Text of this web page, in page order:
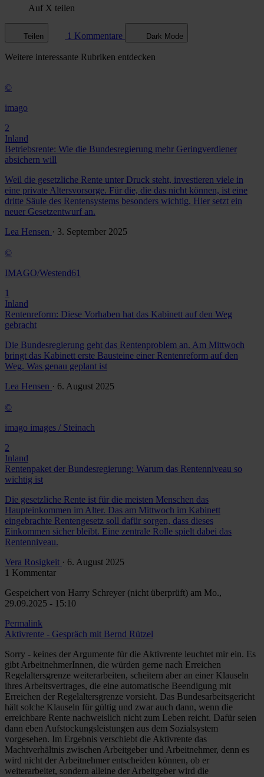
Auf X teilen
Teilen 1 Kommentare Dark Mode
Weitere interessante Rubriken entdecken
©
imago
2
Inland
Betriebsrente: Wie die Bundesregierung mehr Geringverdiener
absichern will
Weil die gesetzliche Rente unter Druck steht, investieren viele in
eine private Altersvorsorge. Für die, die das nicht können, ist eine
dritte Säule des Rentensystems besonders wichtig. Hier setzt ein
neuer Gesetzentwurf an.
Lea Hensen · 3. September 2025
©
IMAGO/Westend61
1
Inland
Rentenreform: Diese Vorhaben hat das Kabinett auf den Weg
gebracht
Die Bundesregierung geht das Rentenproblem an. Am Mittwoch
bringt das Kabinett erste Bausteine einer Rentenreform auf den
Weg. Was genau geplant ist
Lea Hensen · 6. August 2025
©
imago images / Steinach
2
Inland
Rentenpaket der Bundesregierung: Warum das Rentenniveau so
wichtig ist
Die gesetzliche Rente ist für die meisten Menschen das
Haupteinkommen im Alter. Das am Mittwoch im Kabinett
eingebrachte Rentengesetz soll dafür sorgen, dass dieses
Einkommen sicher bleibt. Eine zentrale Rolle spielt dabei das
Rentenniveau.
Vera Rosigkeit · 6. August 2025
1 Kommentar
Gespeichert von Harry Schreyer (nicht überprüft) am Mo.,
29.09.2025 - 15:10
Permalink
Aktivrente - Gespräch mit Bernd Rützel
Sorry - keines der Argumente für die Aktivrente leuchtet mir ein. Es
gibt ArbeitnehmerInnen, die würden gerne nach Erreichen
Regelaltersgrenze weiterarbeiten, scheitern aber an einer Klauseln
ihres Arbeitsvertrages, die eine automatische Beendigung mit
Erreichen der Regelaltersgrenze vorsieht. Das Bundesarbeitsgericht
hält solche Klauseln für gültig und zwar auch dann, wenn die
erreichbare Rente nachweislich nicht zum Leben reicht. Dafür seien
dann eben Aufstockungsleistungen aus dem Sozialsystem
vorgesehen. Im Ergebnis verschiebt die Aktivrente das
Machtverhältnis zwischen Arbeitgeber und Arbeitnehmer, denn es
wird nicht der Arbeitnehmer entscheiden können, ob er
weiterarbeitet, sondern alleine der Arbeitgeber wird die